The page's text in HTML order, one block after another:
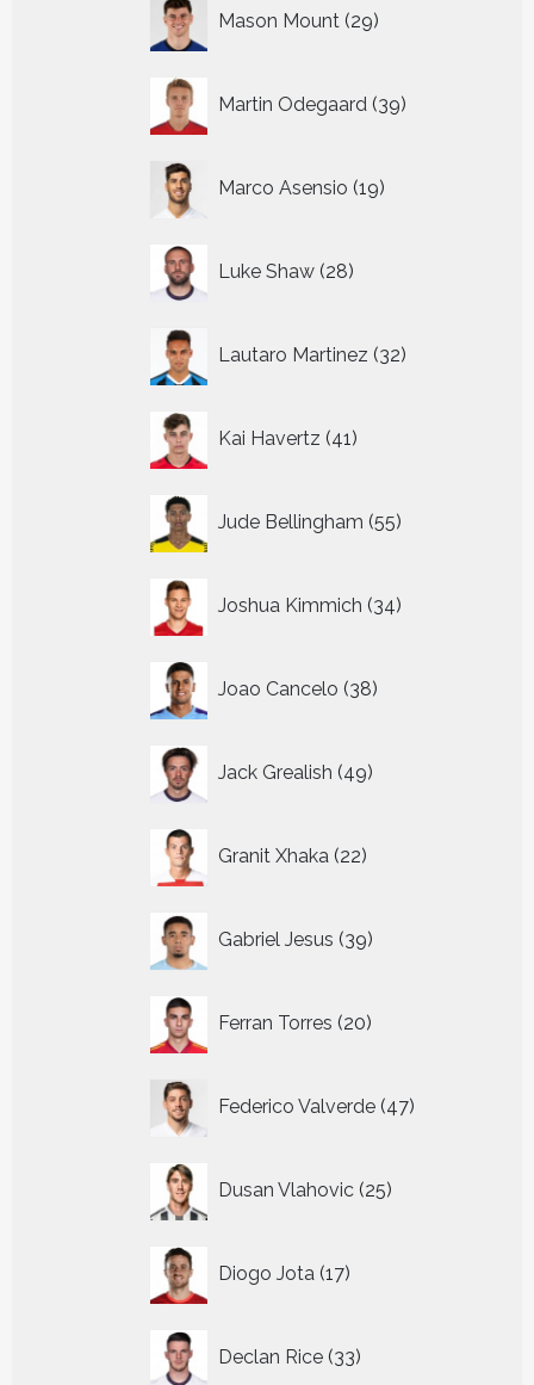
Mason Mount 29
producten
Martin Odegaard 39
producten
Marco Asensio 19
producten
Luke Shaw 28
producten
Lautaro Martinez 32
producten
Kai Havertz 41
producten
Jude Bellingham 55
producten
Joshua Kimmich 34
producten
Joao Cancelo 38
producten
Jack Grealish 49
producten
Granit Xhaka 22
producten
Gabriel Jesus 39
producten
Ferran Torres 20
producten
Federico Valverde 47
producten
Dusan Vlahovic 25
producten
Diogo Jota 17
producten
Declan Rice 33
producten